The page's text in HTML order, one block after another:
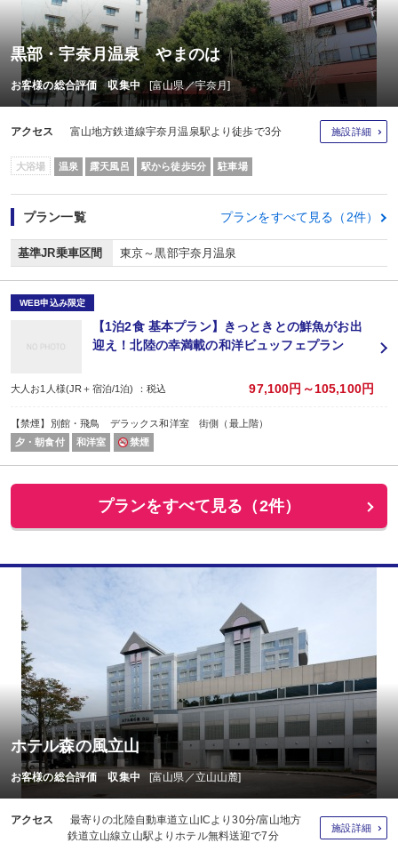
黒部・宇奈月温泉 やまのは
お客様の総合評価 収集中 [富山県／宇奈月]
アクセス 富山地方鉄道線宇奈月温泉駅より徒歩で3分 施設詳細
大浴場 温泉 露天風呂 駅から徒歩5分 駐車場
プラン一覧 プランをすべて見る（2件）
基準JR乗車区間 東京～黒部宇奈月温泉
WEB申込み限定
【1泊2食 基本プラン】きっときとの鮮魚がお出
迎え！北陸の幸満載の和洋ビュッフェプラン
大人お1人様(JR＋宿泊/1泊) ：税込 97,100円～105,100円
【禁煙】別館・飛鳥 デラックス和洋室 街側（最上階）
夕・朝食付
和洋室 禁煙
プランをすべて見る（2件）
ホテル森の風立山
お客様の総合評価 収集中 [富山県／立山山麓]
アクセス
最寄りの北陸自動車道立山ICより30分/富山地方
鉄道立山線立山駅よりホテル無料送迎で7分
施設詳細